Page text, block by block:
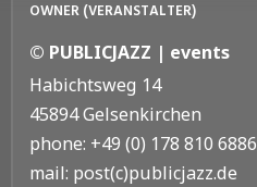
OWNER (VERANSTALTER)
© PUBLICJAZZ | events
Habichtsweg 14
45894 Gelsenkirchen
phone: +49 (0) 178 810 6886
mail: post(c)publicjazz.de